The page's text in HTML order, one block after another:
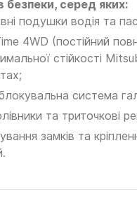
безпеки, серед яких:
подушки водія та
4WD (постійний
стійкості
система
та триточкові
замків та